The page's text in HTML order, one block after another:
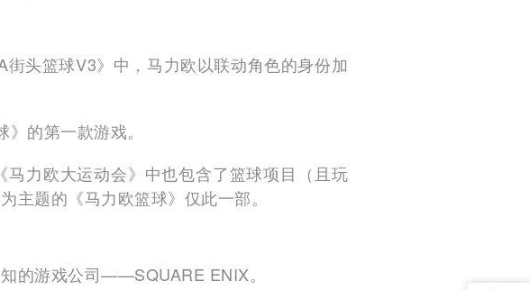
头篮球V3》中，马力欧以联动角色的身份加
的第一款游戏。
力欧大运动会》中也包含了篮球项目（且玩
题的《马力欧篮球》仅此一部。
的游戏公司——SQUARE ENIX。